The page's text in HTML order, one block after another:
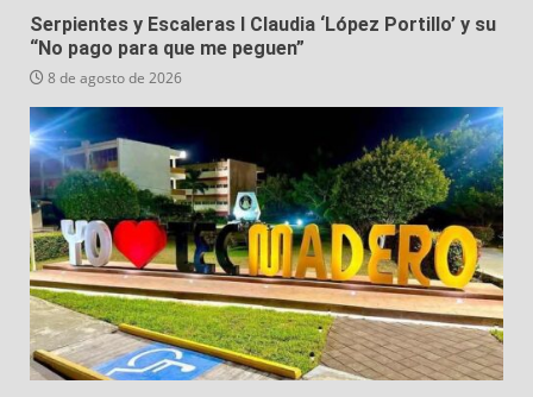
Serpientes y Escaleras I Claudia ‘López Portillo’ y su
“No pago para que me peguen”
8 de agosto de 2026